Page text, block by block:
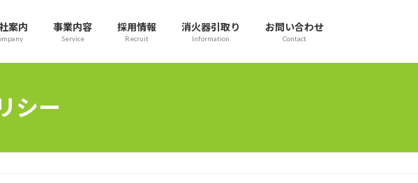
案内 事業内容
Service
採用情報
Recruit
消火器引取り
Information
お問い合わせ
Contact
シー